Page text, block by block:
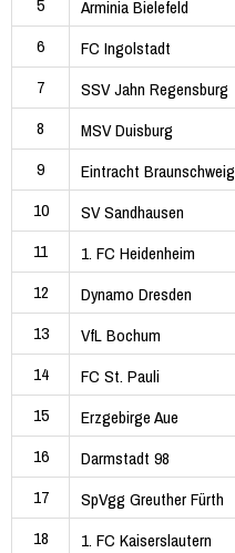
5
Arminia Bielefeld
6
FC Ingolstadt
7
SSV Jahn Regensburg
8
MSV Duisburg
9
Eintracht Braunschweig
10
SV Sandhausen
11
1. FC Heidenheim
12
Dynamo Dresden
13
VfL Bochum
14
FC St. Pauli
15
Erzgebirge Aue
16
Darmstadt 98
17
SpVgg Greuther Fürth
18
1. FC Kaiserslautern